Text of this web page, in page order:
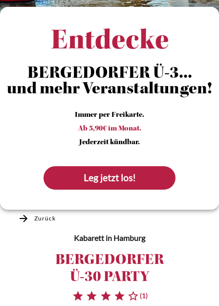
Entdecke
BERGEDORFER Ü-3...
und mehr Veranstaltungen!
Immer per Freikarte.
Ab 5,90€ im Monat.
Jederzeit kündbar.
Leg jetzt los!
Zurück
Kabarett in Hamburg
BERGEDORFER
Ü-30 PARTY
(1)